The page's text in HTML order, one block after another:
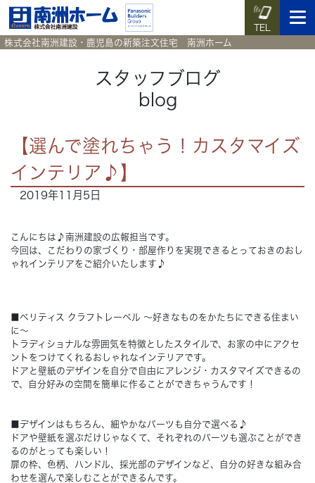
TEL
暮らしのコラム
HOME
News 新着情報
Works 施工実例集
Blog 暮らしのコラム
Concept コンセプト
Techno EX テクノストラクチャーEX
株式会社南洲建設・鹿児島の新築注文住宅 南洲ホーム
スタッフブログ
blog
【選んで塗れちゃう！カスタマイズ
インテリア♪】
2019年11月5日
こんにちは♪南洲建設の広報担当です。
今回は、こだわりの家づくり・部屋作りを実現できるとっておきのおし
ゃれインテリアをご紹介いたします♪
■ベリティス クラフトレーベル ～好きなものをかたちにできる住まい
に～
トラディショナルな雰囲気を特徴としたスタイルで、お家の中にアクセ
ントをつけてくれるおしゃれなインテリアです。
ドアと壁紙のデザインを自分で自由にアレンジ・カスタマイズできるの
で、自分好みの空間を簡単に作ることができちゃうんです！
■デザインはもちろん、細やかなパーツも自分で選べる♪
ドアや壁紙を選ぶだけじゃなくて、それぞれのパーツも選ぶことができ
るのがとっても楽しい！
扉の枠、色柄、ハンドル、採光部のデザインなど、自分の好きな組み合
わせを選んで楽しむことができるんです。